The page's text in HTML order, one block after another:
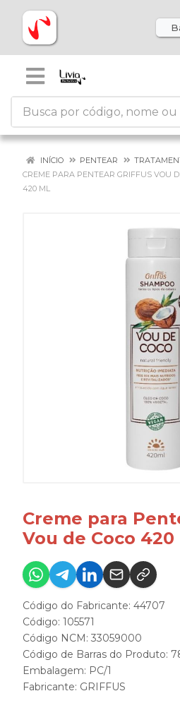
INÍCIO PENTEAR
CREME PARA PENTEAR GRIFFUS VOU
420 ML
Creme para
Vou de Coco 420
Código do Fabricante: 44707
Código: 105571
Código NCM: 33059000
Código de Barras do Produto:
Embalagem: PC/1
Fabricante: GRIFFUS